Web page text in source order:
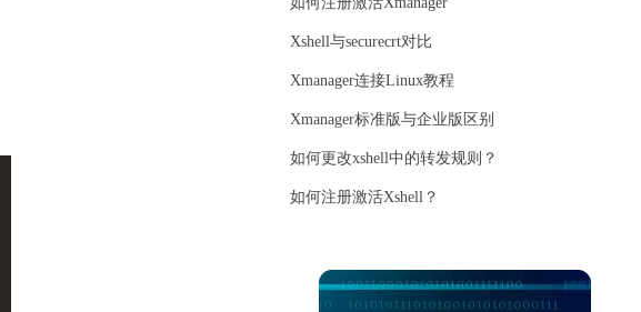
Xshell与securecrt对比
Xmanager连接Linux教程
Xmanager标准版与企业版区别
如何更改xshell中的转发规则？
如何注册激活Xshell？